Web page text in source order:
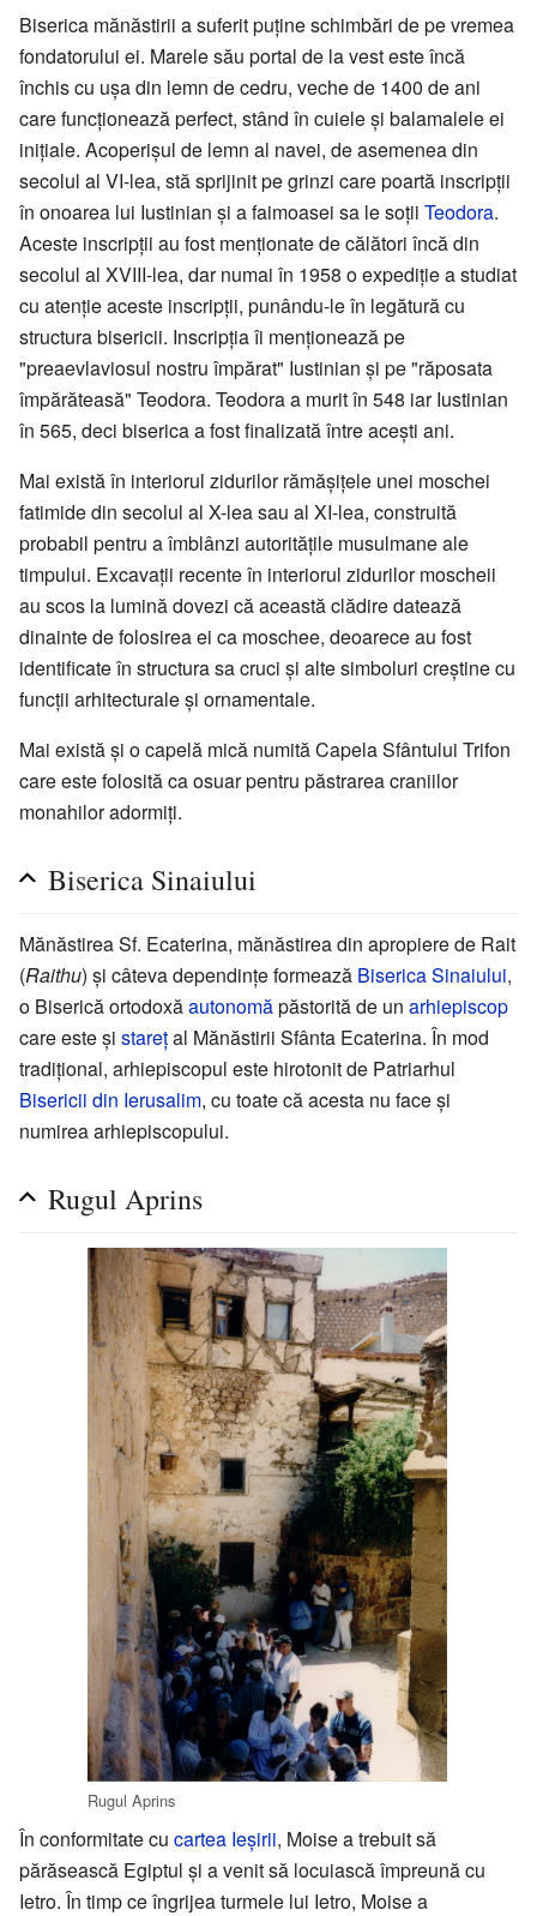
Biserica mănăstirii a suferit puține schimbări de pe vremea
fondatorului ei. Marele său portal de la vest este încă
închis cu ușa din lemn de cedru, veche de 1400 de ani
care funcționează perfect, stând în cuiele și balamalele ei
inițiale. Acoperișul de lemn al navei, de asemenea din
secolul al VI-lea, stă sprijinit pe grinzi care poartă inscripții
în onoarea lui Iustinian și a faimoasei sa le soții Teodora.
Aceste inscripții au fost menționate de călători încă din
secolul al XVIII-lea, dar numai în 1958 o expediție a studiat
cu atenție aceste inscripții, punându-le în legătură cu
structura bisericii. Inscripția îi menționează pe
"preaevlaviosul nostru împărat" Iustinian și pe "răposata
împărăteasă" Teodora. Teodora a murit în 548 iar Iustinian
în 565, deci biserica a fost finalizată între acești ani.
Mai există în interiorul zidurilor rămășițele unei moschei
fatimide din secolul al X-lea sau al XI-lea, construită
probabil pentru a îmblânzi autoritățile musulmane ale
timpului. Excavații recente în interiorul zidurilor moscheii
au scos la lumină dovezi că această clădire datează
dinainte de folosirea ei ca moschee, deoarece au fost
identificate în structura sa cruci și alte simboluri creștine cu
funcții arhitecturale și ornamentale.
Mai există și o capelă mică numită Capela Sfântului Trifon
care este folosită ca osuar pentru păstrarea craniilor
monahilor adormiți.
Biserica Sinaiului
Mănăstirea Sf. Ecaterina, mănăstirea din apropiere de Rait
(Raithu) și câteva dependințe formează Biserica Sinaiului,
o Biserică ortodoxăautonomăpăstorită de un arhiepiscop
care este și starețal Mănăstirii Sfânta Ecaterina. În mod
tradițional, arhiepiscopul este hirotonit de Patriarhul
Bisericii din Ierusalim, cu toate că acesta nu face și
numirea arhiepiscopului.
Rugul Aprins
Rugul Aprins
În conformitate cu cartea Ieșirii, Moise a trebuit să
părăsească Egiptul și a venit să locuiască împreună cu
Ietro. În timp ce îngrijea turmele lui Ietro, Moise a